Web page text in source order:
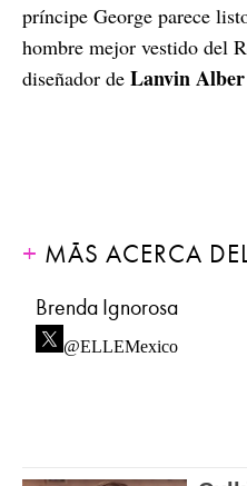
príncipe George parece
hombre mejor vestido del
diseñador de Lanvin
MÁS ACERCA
Brenda Ignorosa
@ELLEMexico